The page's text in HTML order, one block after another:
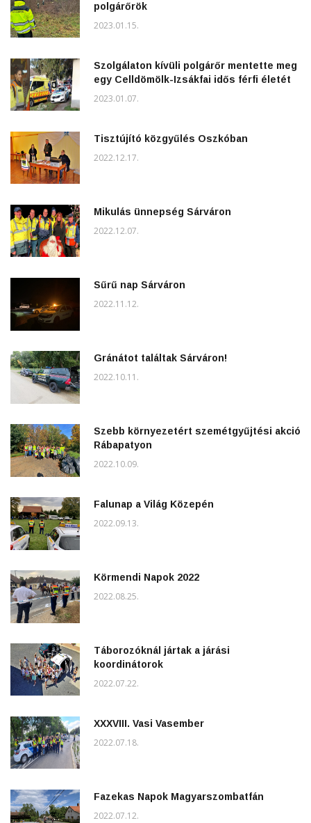
polgárőrök
2023.01.15.
Szolgálaton kívüli polgárőr mentette meg
egy Celldömölk-Izsákfai idős férfi életét
2023.01.07.
Tisztújító közgyűlés Oszkóban
2022.12.17.
Mikulás ünnepség Sárváron
2022.12.07.
Sűrű nap Sárváron
2022.11.12.
Gránátot találtak Sárváron!
2022.10.11.
Szebb környezetért szemétgyűjtési akció
Rábapatyon
2022.10.09.
Falunap a Világ Közepén
2022.09.13.
Körmendi Napok 2022
2022.08.25.
Táborozóknál jártak a járási
koordinátorok
2022.07.22.
XXXVIII. Vasi Vasember
2022.07.18.
Fazekas Napok Magyarszombatfán
2022.07.12.